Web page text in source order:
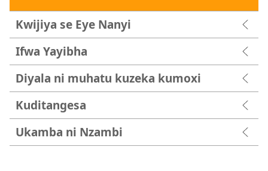
Kwijiya se Eye Nanyi
Ifwa Yayibha
Diyala ni muhatu kuzeka kumoxi
Kuditangesa
Ukamba ni Nzambi